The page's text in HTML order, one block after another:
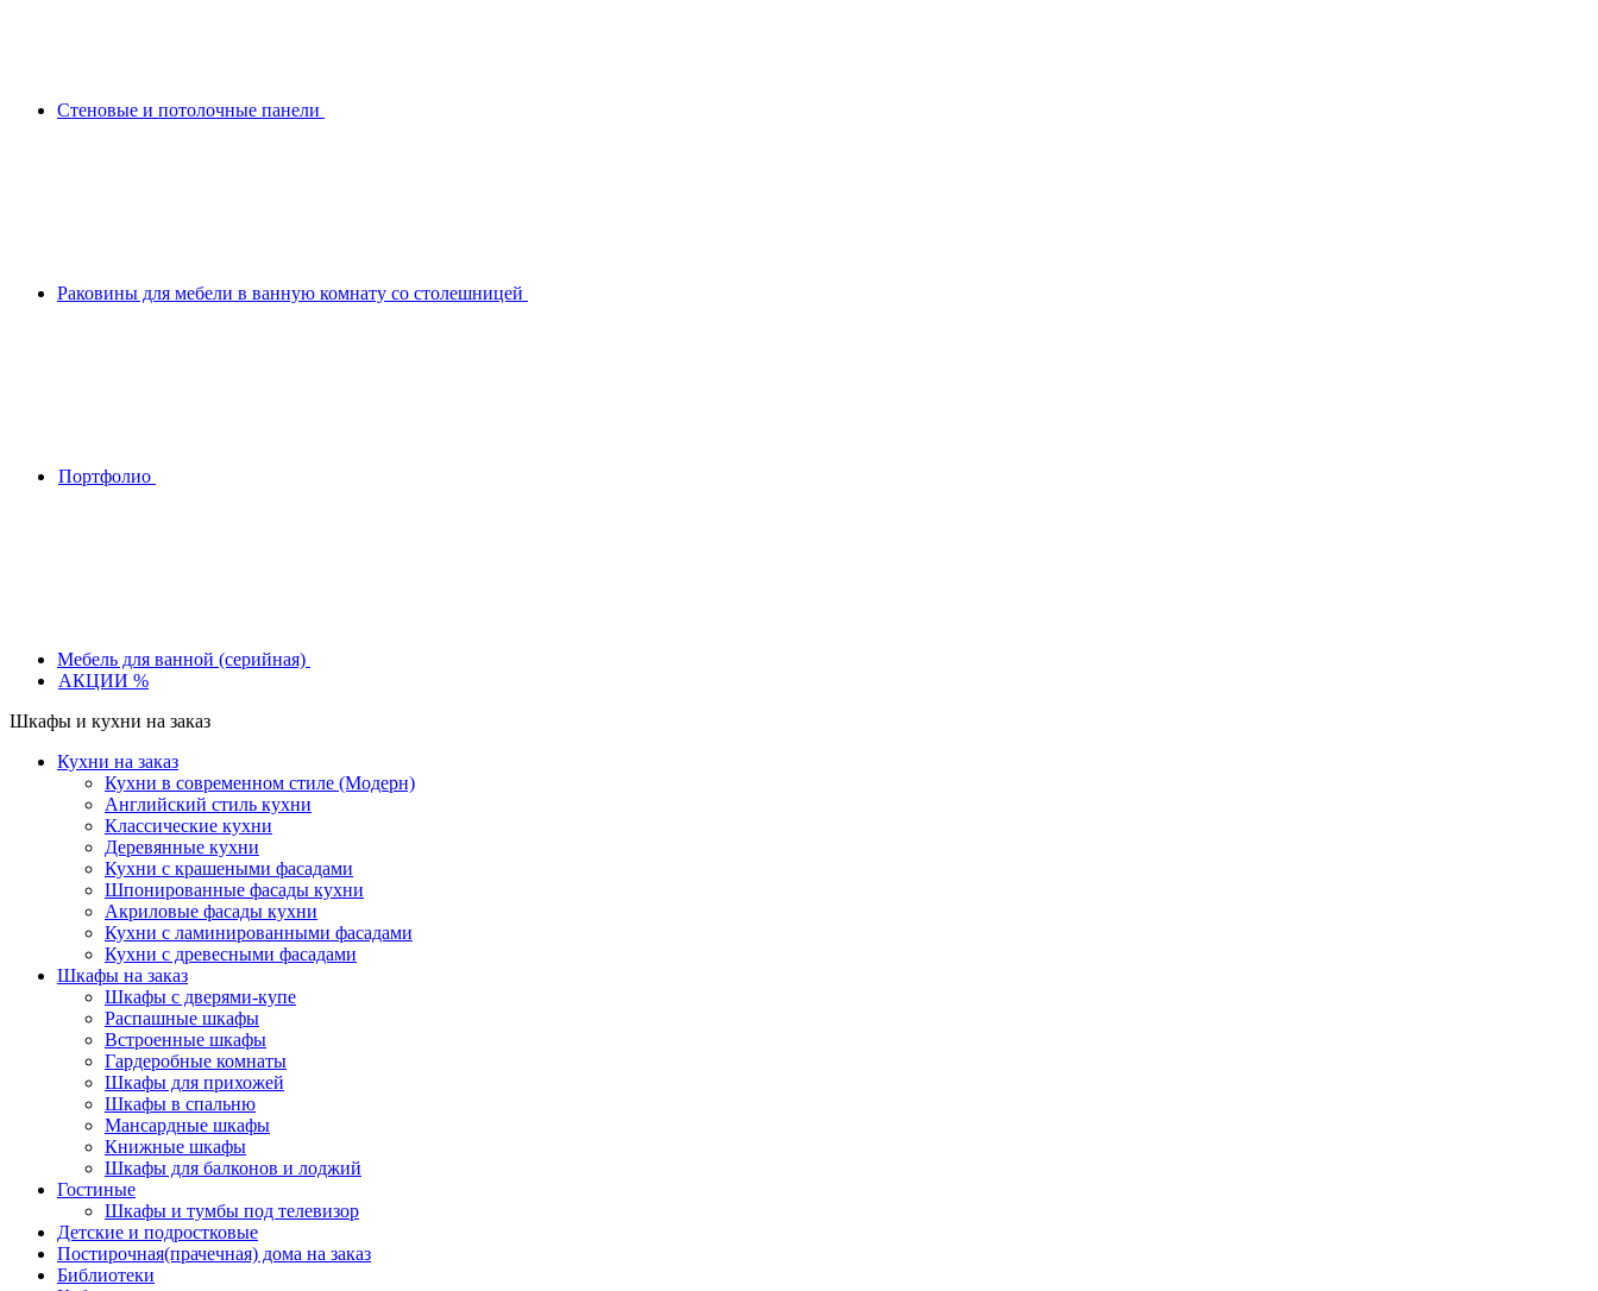
Стеновые и потолочные панели
Раковины для мебели в ванную комнату со столешницей
Портфолио
Мебель для ванной (серийная)
АКЦИИ %
Шкафы и кухни на заказ
Кухни на заказ
Кухни в современном стиле (Модерн)
Английский стиль кухни
Классические кухни
Деревянные кухни
Кухни с крашеными фасадами
Шпонированные фасады кухни
Акриловые фасады кухни
Кухни с ламинированными фасадами
Кухни с древесными фасадами
Шкафы на заказ
Шкафы с дверями-купе
Распашные шкафы
Встроенные шкафы
Гардеробные комнаты
Шкафы для прихожей
Шкафы в спальню
Мансардные шкафы
Книжные шкафы
Шкафы для балконов и лоджий
Гостиные
Шкафы и тумбы под телевизор
Детские и подростковые
Постирочная(прачечная) дома на заказ
Библиотеки